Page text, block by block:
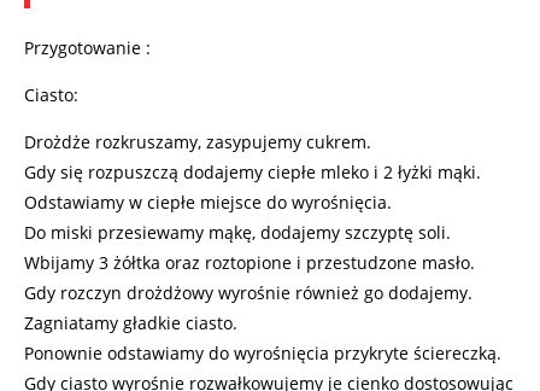
Przygotowanie :
Ciasto:
Drożdże rozkruszamy, zasypujemy cukrem.
Gdy się rozpuszczą dodajemy ciepłe mleko i 2 łyżki mąki.
Odstawiamy w ciepłe miejsce do wyrośnięcia.
Do miski przesiewamy mąkę, dodajemy szczyptę soli.
Wbijamy 3 żółtka oraz roztopione i przestudzone masło.
Gdy rozczyn drożdżowy wyrośnie również go dodajemy.
Zagniatamy gładkie ciasto.
Ponownie odstawiamy do wyrośnięcia przykryte ściereczką.
Gdy ciasto wyrośnie rozwałkowujemy je cienko dostosowując